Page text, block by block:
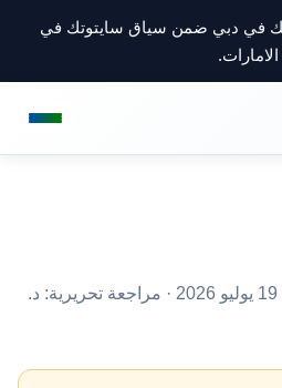
في دبي ضمن سياق سايتوتك في
الامارات.
د.